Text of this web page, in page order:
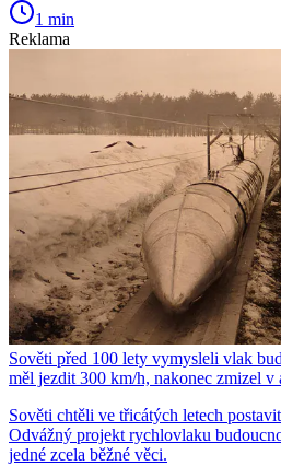
1 min
Reklama
Sověti před 100 lety vymysleli vlak
měl jezdit 300 km/h, nakonec zmizel v
Sověti chtěli ve třicátých letech
Odvážný projekt rychlovlaku
jedné zcela běžné věci.